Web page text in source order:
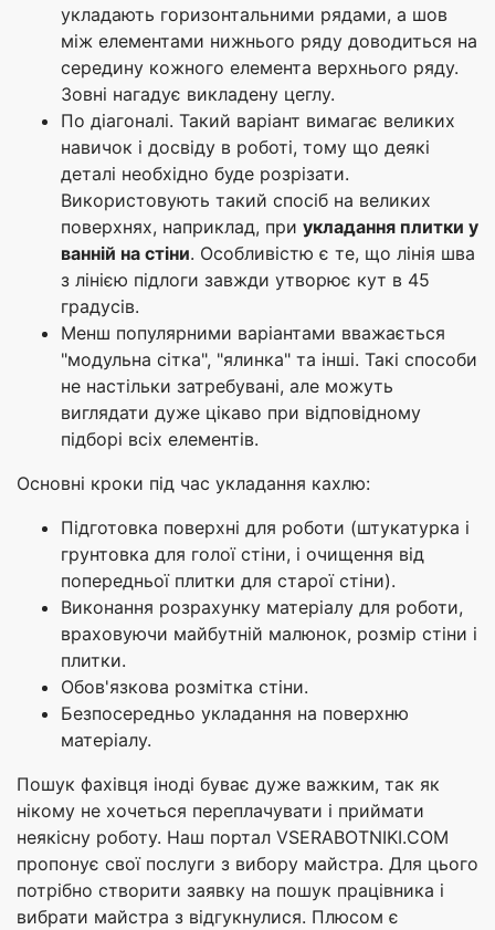
укладають горизонтальними рядами, а шов
між елементами нижнього ряду доводиться на
середину кожного елемента верхнього ряду.
Зовні нагадує викладену цеглу.
По діагоналі. Такий варіант вимагає великих
навичок і досвіду в роботі, тому що деякі
деталі необхідно буде розрізати.
Використовують такий спосіб на великих
поверхнях, наприклад, при укладання плитки у
ванній на стіни. Особливістю є те, що лінія шва
з лінією підлоги завжди утворює кут в 45
градусів.
Менш популярними варіантами вважається
"модульна сітка", "ялинка" та інші. Такі способи
не настільки затребувані, але можуть
виглядати дуже цікаво при відповідному
підборі всіх елементів.
Основні кроки під час укладання кахлю:
Підготовка поверхні для роботи (штукатурка і
грунтовка для голої стіни, і очищення від
попередньої плитки для старої стіни).
Виконання розрахунку матеріалу для роботи,
враховуючи майбутній малюнок, розмір стіни і
плитки.
Обов'язкова розмітка стіни.
Безпосередньо укладання на поверхню
матеріалу.
Пошук фахівця іноді буває дуже важким, так як
нікому не хочеться переплачувати і приймати
неякісну роботу. Наш портал VSERABOTNIKI.COM
пропонує свої послуги з вибору майстра. Для цього
потрібно створити заявку на пошук працівника і
вибрати майстра з відгукнулися. Плюсом є